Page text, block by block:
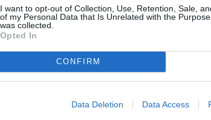
I want to opt-out of Collection, Use, Retention, Sale,
of my Personal Data that Is Unrelated with the
was collected.
Opted In
CONFIRM
Data Deletion Data Access
Porcu, care a murit la 80 de ani, dupa
sotia si a indesat-o cu psihotrope,
cu prietenii. Apoi, conform acuzațiilor
niveluri diferite să confirme vinovăția lui
să semneze un testament în care era